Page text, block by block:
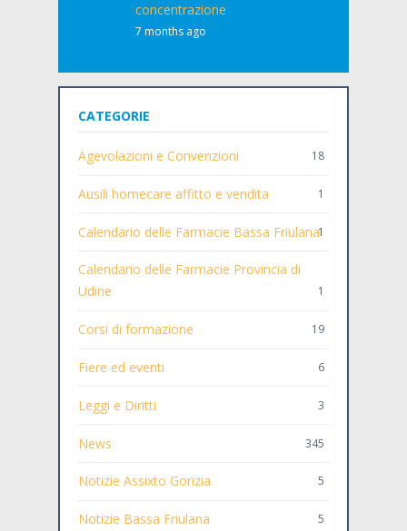
concentrazione
7 months ago
CATEGORIE
Agevolazioni e Convenzioni 18
Ausili homecare affitto e vendita 1
Calendario delle Farmacie Bassa Friulana1
Calendario delle Farmacie Provincia di
Udine
1
Corsi di formazione 19
Fiere ed eventi 6
Leggi e Diritti 3
News 345
Notizie Assixto Gorizia 5
Notizie Bassa Friulana 5